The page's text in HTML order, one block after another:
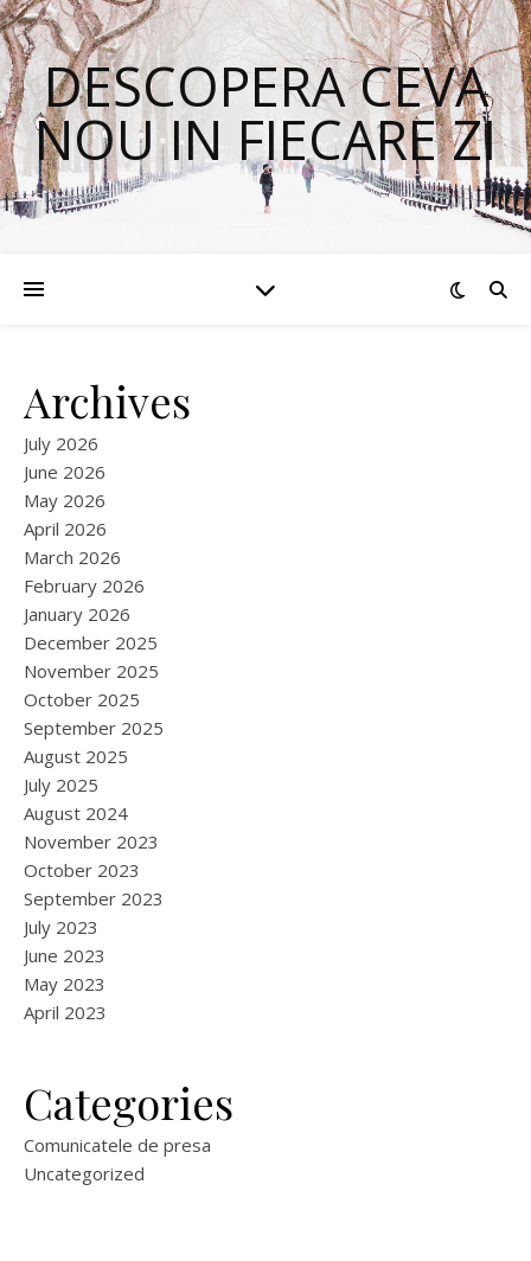
DESCOPERA CEVA
NOU IN FIECARE ZI
Archives
July 2026
June 2026
May 2026
April 2026
March 2026
February 2026
January 2026
December 2025
November 2025
October 2025
September 2025
August 2025
July 2025
August 2024
November 2023
October 2023
September 2023
July 2023
June 2023
May 2023
April 2023
Categories
Comunicatele de presa
Uncategorized